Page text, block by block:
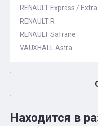
RENAULT Express / Extra
RENAULT R
RENAULT Safrane
VAUXHALL Astra
Находится в